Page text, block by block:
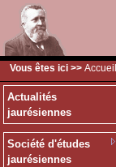
Vous êtes ici >> Accueil
Actualités
jaurésiennes
Société d'études
jaurésiennes